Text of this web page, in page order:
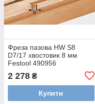
Фреза пазова HW S8
D7/17 хвостовик 8 мм
Festool 490956
2 278 ₴
Купити